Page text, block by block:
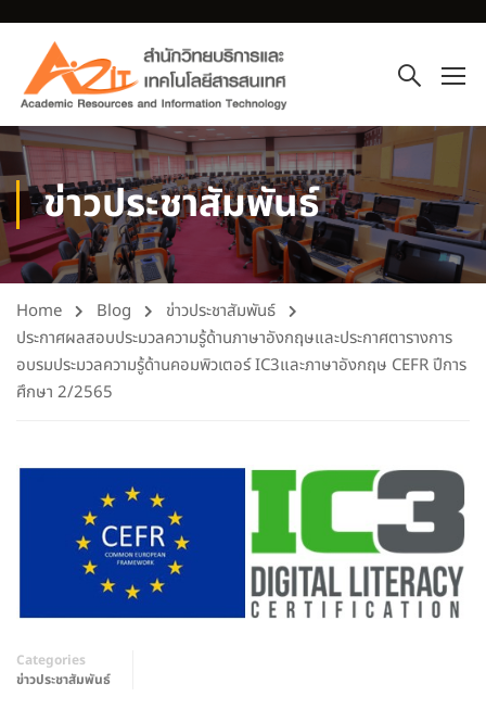
ข่าวประชาสัมพันธ์
Home Blog
ข่าวประชาสัมพันธ์
ประกาศผลสอบประมวลความรู้ด้านภาษาอังกฤษและประกาศตารางการ
อบรมประมวลความรู้ด้านคอมพิวเตอร์ IC3และภาษาอังกฤษ CEFR ปีการ
ศึกษา 2/2565
Categories
ข่าวประชาสัมพันธ์